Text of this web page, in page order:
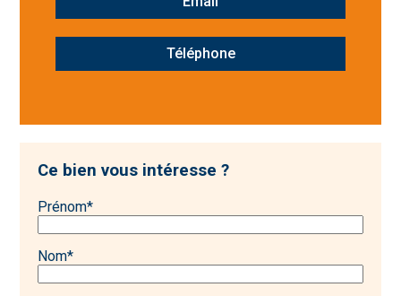
Téléphone
Ce bien vous intéresse ?
Prénom*
Nom*